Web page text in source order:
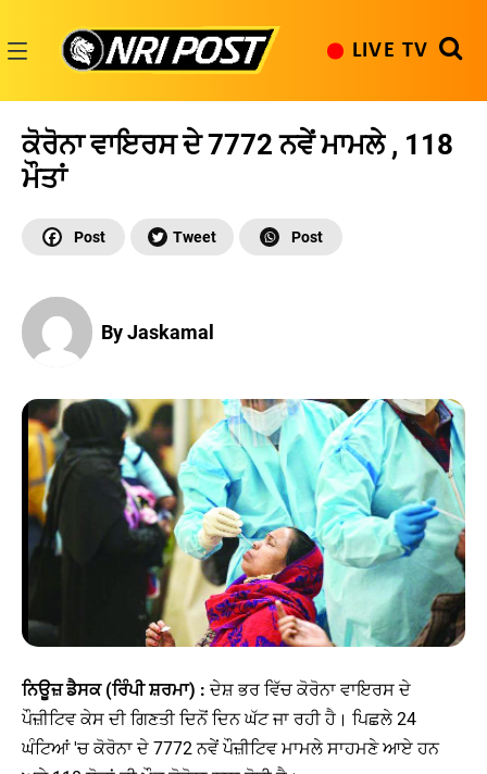
content
LIVE TV
ਕੋਰੋਨਾ ਵਾਇਰਸ ਦੇ 7772 ਨਵੇਂ ਮਾਮਲੇ , 118
ਮੌਤਾਂ
By Jaskamal
ਨਿਊਜ਼ ਡੈਸਕ (ਰਿੰਪੀ ਸ਼ਰਮਾ) : ਦੇਸ਼ ਭਰ ਵਿੱਚ ਕੋਰੋਨਾ ਵਾਇਰਸ ਦੇ
ਪੌਜ਼ੀਟਿਵ ਕੇਸ ਦੀ ਗਿਣਤੀ ਦਿਨੋਂ ਦਿਨ ਘੱਟ ਜਾ ਰਹੀ ਹੈ। ਪਿਛਲੇ 24
ਘੰਟਿਆਂ 'ਚ ਕੋਰੋਨਾ ਦੇ 7772 ਨਵੇਂ ਪੌਜ਼ੀਟਿਵ ਮਾਮਲੇ ਸਾਹਮਣੇ ਆਏ ਹਨ